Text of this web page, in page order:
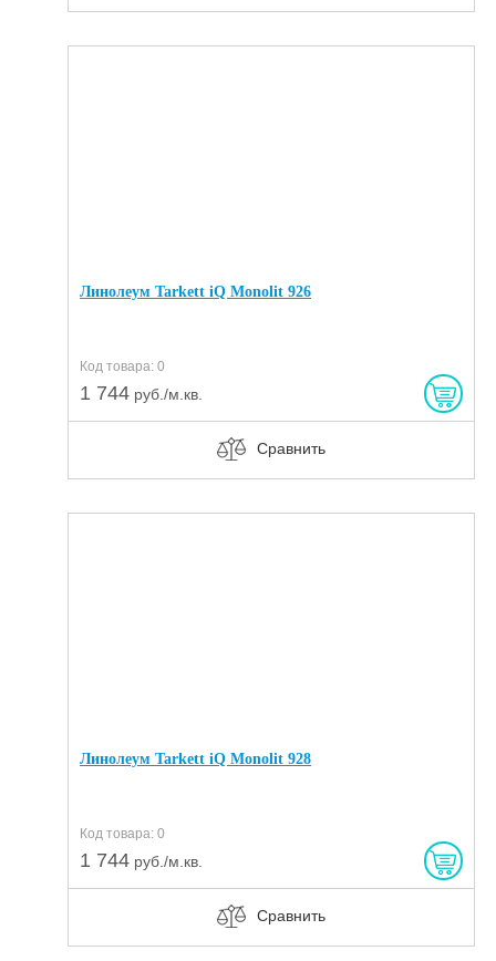
Линолеум Tarkett iQ Monolit 926
Код товара: 0
1 744 руб./м.кв.
Сравнить
Линолеум Tarkett iQ Monolit 928
Код товара: 0
1 744 руб./м.кв.
Сравнить